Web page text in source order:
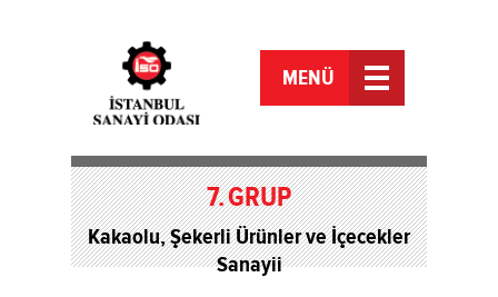
7.GRUP
Kakaolu, Şekerli Ürünler ve İçecekler
Sanayii
MENÜ